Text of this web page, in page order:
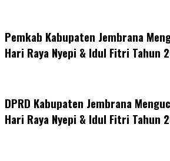
Pemkab Kabupaten Jembrana
Hari Raya Nyepi & Idul Fitri Tahun
DPRD Kabupaten Jembrana
Hari Raya Nyepi & Idul Fitri Tahun